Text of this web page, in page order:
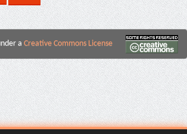
a Creative Commons License